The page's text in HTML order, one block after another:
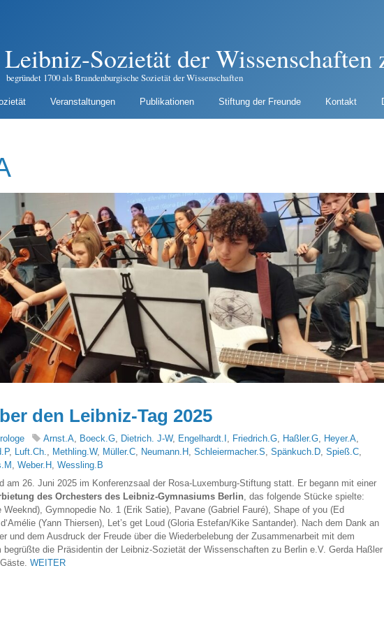
Leibniz-Sozietät der Wissenschaften
begründet 1700 als Brandenburgische Sozietät der Wissenschaften
Veranstaltungen Publikationen Stiftung der Freunde Kontakt
den Leibniz-Tag 2025
Arnst.A Boeck.G Dietrich. J-W, Engelhardt.I Friedrich.G Haßler.G Heyer.A
, Luft.Ch. Methling.W, Müller.C Neumann.H Schleiermacher.S Spänkuch.D Spieß.C
Weber.H
Wessling.B
am 26. Juni 2025 im Konferenzsaal der Rosa-Luxemburg-Stiftung statt. Er begann mit einer
des Orchesters des Leibniz-Gymnasiums Berlin , das folgende Stücke spielte:
Weeknd), Gymnopedie No. 1 (Erik Satie), Pavane (Gabriel Fauré), Shape of you (Ed
(Yann Thiersen), Let’s get Loud (Gloria Estefan/Kike Santander). Nach dem Dank an
und dem Ausdruck der Freude über die Wiederbelebung der Zusammenarbeit mit dem
begrüßte die Präsidentin der Leibniz-Sozietät der Wissenschaften zu Berlin e.V. Gerda Haßler
WEITER